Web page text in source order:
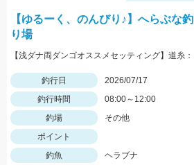
【ゆるーく、のんびり♪】へらぶな
り場
釣行日
2026/07/17
釣行時間
08:00～12:00
釣場
その他
ポイント
釣魚
ヘラブナ